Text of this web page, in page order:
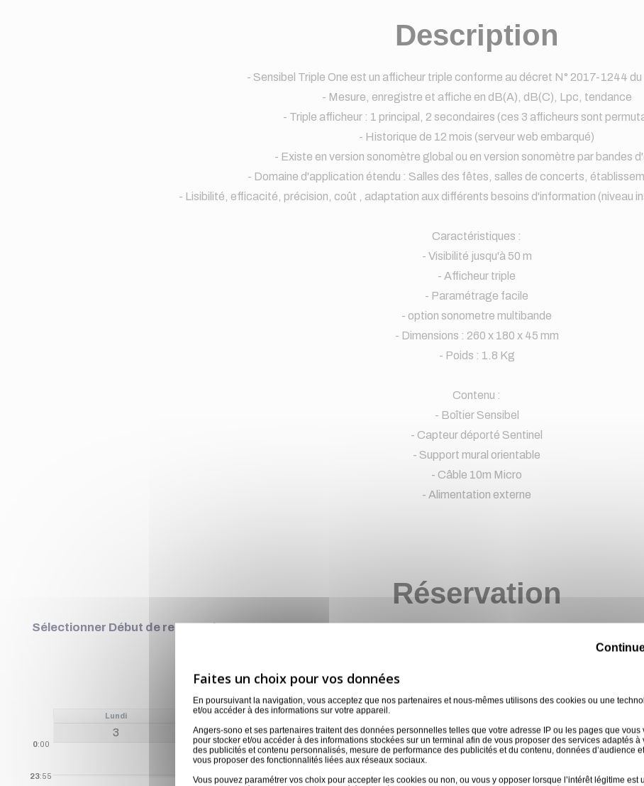
Description
- Sensibel Triple One est un afficheur triple conforme au décret N° 2017-1244 du
- Mesure, enregistre et affiche en dB(A), dB(C), Lpc, tendance
- Triple afficheur : 1 principal, 2 secondaires (ces 3 afficheurs sont
- Historique de 12 mois (serveur web embarqué)
- Existe en version sonomètre global ou en version sonomètre par bandes
- Domaine d'application étendu : Salles des fêtes, salles de concerts,
- Lisibilité, efficacité, précision, coût , adaptation aux différents besoins d'information (niveau
Caractéristiques :
- Visibilité jusqu'à 50 m
- Afficheur triple
- Paramétrage facile
- option sonometre multibande
- Dimensions : 260 x 180 x 45 mm
- Poids : 1.8 Kg
Contenu :
- Boîtier Sensibel
- Capteur déporté Sentinel
- Support mural orientable
- Câble 10m Micro
- Alimentation externe
Réservation
Sélectionner Début de reservation
Lundi Mardi Mercredi
3 4 5 6 7
0:00 6 AOÛ 7 AOÛ
23:55
En poursuivant la navigation, vous acceptez que nos partenaires et nous-mêmes utilisons des cookies ou une
et/ou accéder à des informations sur votre appareil.
Angers-sono et ses partenaires traitent des données personnelles telles que votre adresse IP ou les pages que
pour stocker et/ou accéder à des informations stockées sur un terminal afin de vous proposer des services adaptés à
des publicités et contenu personnalisés, mesure de performance des publicités et du contenu, données d’audience
vous proposer des fonctionnalités liées aux réseaux sociaux.
Vous pouvez paramétrer vos choix pour accepter les cookies ou non, ou vous y opposer lorsque l’intérêt légitime est